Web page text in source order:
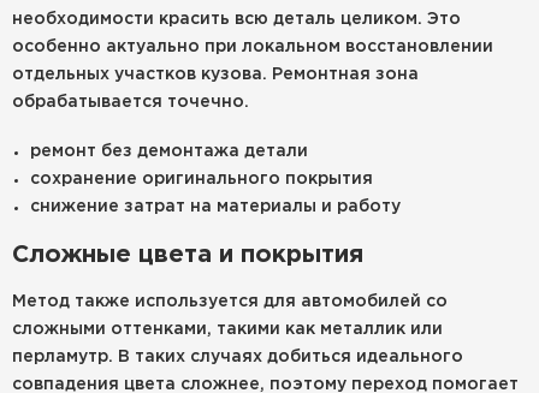
необходимости красить всю деталь целиком. Это
особенно актуально при локальном восстановлении
отдельных участков кузова. Ремонтная зона
обрабатывается точечно.
ремонт без демонтажа детали
сохранение оригинального покрытия
снижение затрат на материалы и работу
Сложные цвета и покрытия
Метод также используется для автомобилей со
сложными оттенками, такими как металлик или
перламутр. В таких случаях добиться идеального
совпадения цвета сложнее, поэтому переход помогает